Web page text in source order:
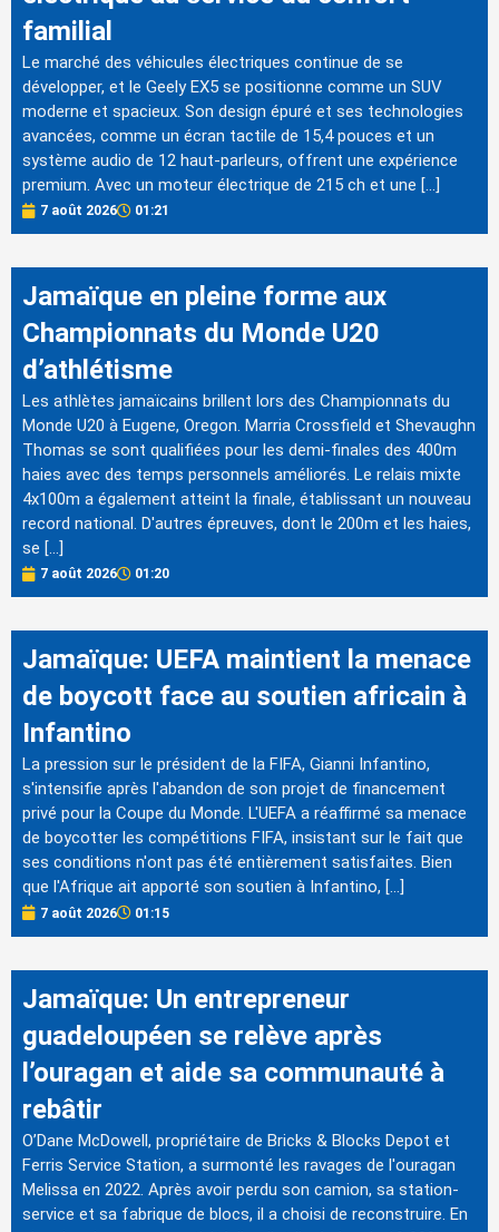
familial
Le marché des véhicules électriques continue de se
développer, et le Geely EX5 se positionne comme un SUV
moderne et spacieux. Son design épuré et ses technologies
avancées, comme un écran tactile de 15,4 pouces et un
système audio de 12 haut-parleurs, offrent une expérience
premium. Avec un moteur électrique de 215 ch et une […]
7 août 2026 01:21
Jamaïque en pleine forme aux
Championnats du Monde U20
d’athlétisme
Les athlètes jamaïcains brillent lors des Championnats du
Monde U20 à Eugene, Oregon. Marria Crossfield et Shevaughn
Thomas se sont qualifiées pour les demi-finales des 400m
haies avec des temps personnels améliorés. Le relais mixte
4x100m a également atteint la finale, établissant un nouveau
record national. D'autres épreuves, dont le 200m et les haies,
se […]
7 août 2026 01:20
Jamaïque: UEFA maintient la menace
de boycott face au soutien africain à
Infantino
La pression sur le président de la FIFA, Gianni Infantino,
s'intensifie après l'abandon de son projet de financement
privé pour la Coupe du Monde. L'UEFA a réaffirmé sa menace
de boycotter les compétitions FIFA, insistant sur le fait que
ses conditions n'ont pas été entièrement satisfaites. Bien
que l'Afrique ait apporté son soutien à Infantino, […]
7 août 2026 01:15
Jamaïque: Un entrepreneur
guadeloupéen se relève après
l’ouragan et aide sa communauté à
rebâtir
O’Dane McDowell, propriétaire de Bricks & Blocks Depot et
Ferris Service Station, a surmonté les ravages de l'ouragan
Melissa en 2022. Après avoir perdu son camion, sa station-
service et sa fabrique de blocs, il a choisi de reconstruire. En